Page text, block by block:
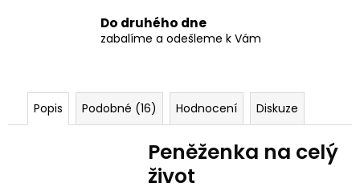
Do druhého dne
zabalíme a odešleme k Vám
Popis Podobné (16) Hodnocení Diskuze
Peněženka na celý
život